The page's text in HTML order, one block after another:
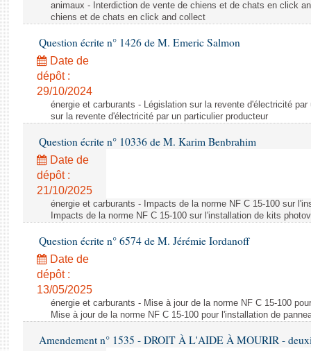
animaux - Interdiction de vente de chiens et de chats en click
chiens et de chats en click and collect
Question écrite n° 1426 de M. Emeric Salmon
Date de
dépôt :
29/10/2024
énergie et carburants - Législation sur la revente d'électricité
sur la revente d'électricité par un particulier producteur
Question écrite n° 10336 de M. Karim Benbrahim
Date de
dépôt :
21/10/2025
énergie et carburants - Impacts de la norme NF C 15-100 sur
Impacts de la norme NF C 15-100 sur l'installation de kits
Question écrite n° 6574 de M. Jérémie Iordanoff
Date de
dépôt :
13/05/2025
énergie et carburants - Mise à jour de la norme NF C 15-100
Mise à jour de la norme NF C 15-100 pour l'installation de
Amendement n° 1535 - DROIT À L'AIDE À MOURIR -